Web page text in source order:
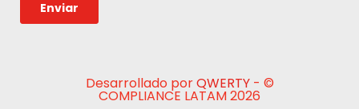
Desarrollado porQWERTY- ©
COMPLIANCE LATAM 2026